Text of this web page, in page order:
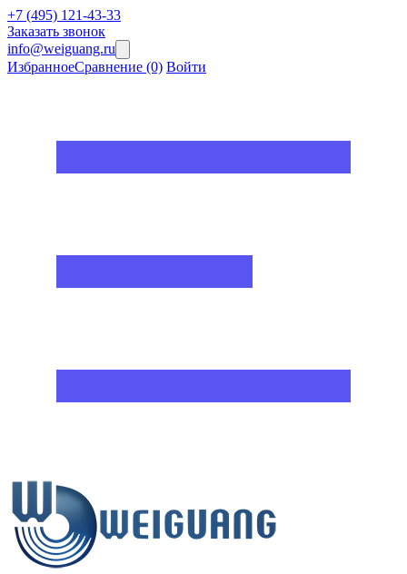
+7 (495) 121-43-33
Заказать звонок
info@weiguang.ru
ИзбранноеСравнение (0) Войти